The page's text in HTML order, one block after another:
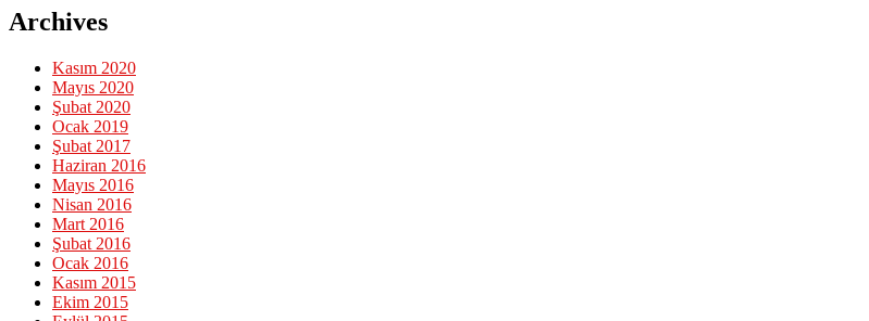
Archives
Kasım 2020
Mayıs 2020
Şubat 2020
Ocak 2019
Şubat 2017
Haziran 2016
Mayıs 2016
Nisan 2016
Mart 2016
Şubat 2016
Ocak 2016
Kasım 2015
Ekim 2015